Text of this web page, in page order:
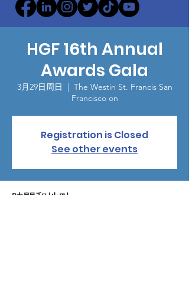
HGF 16th Annual
Awards Gala
3月29日周日
  |
The Westin St. Francis San
Francisco on
Registration is Closed
See other events
時間和地點